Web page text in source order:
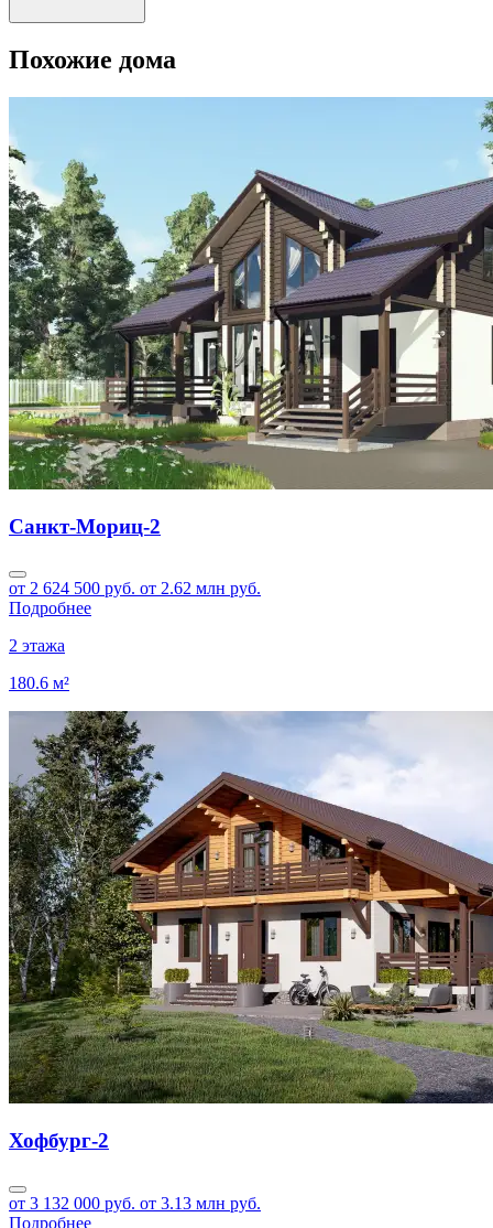
Похожие дома
Санкт-Мориц-2
от 2 624 500 руб. от 2.62 млн руб.
Подробнее
2 этажа
180.6 м²
Хофбург-2
от 3 132 000 руб. от 3.13 млн руб.
Подробнее